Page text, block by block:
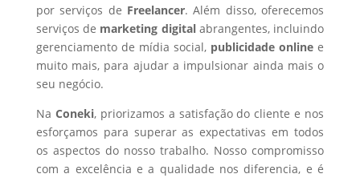
por serviços de Freelancer. Além disso, oferecemos
serviços de marketing digital abrangentes, incluindo
gerenciamento de mídia social, publicidade online e
muito mais, para ajudar a impulsionar ainda mais o
seu negócio.
Na Coneki, priorizamos a satisfação do cliente e nos
esforçamos para superar as expectativas em todos
os aspectos do nosso trabalho. Nosso compromisso
com a excelência e a qualidade nos diferencia, e é